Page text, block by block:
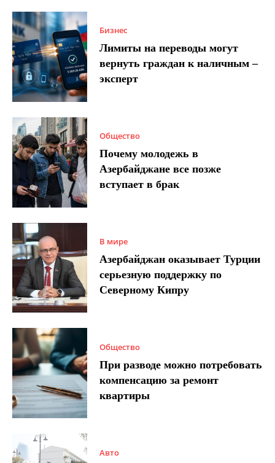
Бизнес
Лимиты на переводы могут
вернуть граждан к наличным –
эксперт
Общество
Почему молодежь в
Азербайджане все позже
вступает в брак
В мире
Азербайджан оказывает Турции
серьезную поддержку по
Северному Кипру
Общество
При разводе можно потребовать
компенсацию за ремонт
квартиры
Авто